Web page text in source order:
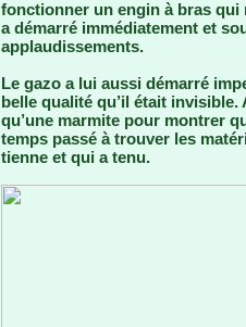
fonctionner un engin à bras qui
a démarré immédiatement et
applaudissements.
Le gazo a lui aussi démarré
belle qualité qu’il était
qu’une marmite pour montrer
temps passé à trouver les
tienne et qui a tenu.